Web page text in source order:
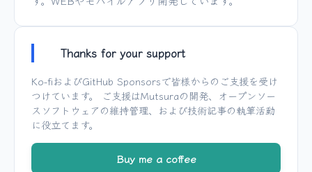
Thanks for your support
Ko-fiおよびGitHub Sponsorsで皆様からのご支援を受け
つけています。 ご支援はMutsuraの開発、オープンソー
スソフトウェアの維持管理、および技術記事の執筆活動
に役立てます。
Buy me a coffee